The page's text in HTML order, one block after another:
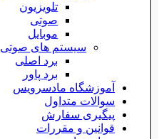
تلویزیون
صوتی
موبایل
سیستم های صوتی
برد اصلی
برد پاور
آموزشگاه مادسرویس
سوالات متداول
پیگیری سفارش
قوانین و مقررات